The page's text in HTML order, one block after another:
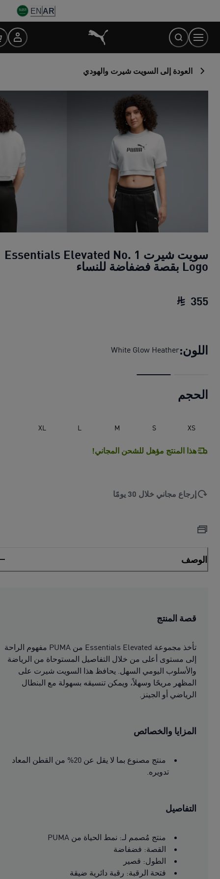
Content
AR
EN
العودة إلى السويت شيرت والهودي
سويت شيرت Essentials Elevated No. 1
Logo بقصة فضفاضة للنساء
355
اللون:White Glow Heather
الحجم
XS
S
M
L
XL
هذا المنتج مؤهل للشحن المجاني!
إرجاع مجاني خلال 30 يومًا
الوصف
قصة المنتج
تأخذ مجموعة Essentials Elevated من PUMA مفهوم الراحة
إلى مستوى أعلى من خلال التفاصيل المستوحاة من الرياضة
والأسلوب اليومي السهل. يحافظ هذا السويت شيرت على
المظهر مريحًا وسهلاً، ويمكن تنسيقه بسهولة مع البنطال
الرياضي أو الجينز.
المزايا والخصائص
منتج مصنوع بما لا يقل عن 20% من القطن المعاد
تدويره.
التفاصيل
منتج مُصمم لـ: نمط الحياة من PUMA
القصة: فضفاضة
الطول: قصير
فتحة الرقبة: رقبة دائرية ضيقة